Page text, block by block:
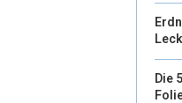
Die